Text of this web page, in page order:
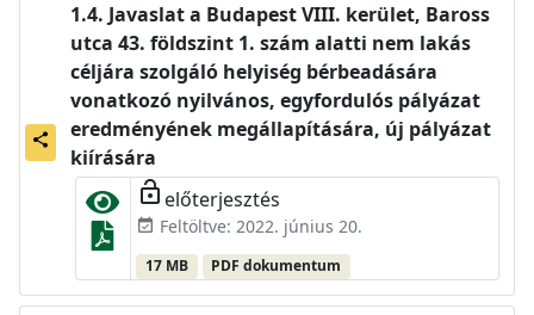
share
Javaslat a Budapest VIII. kerület, Baross
utca 43. földszint 1. szám alatti nem lakás
céljára szolgáló helyiség bérbeadására
vonatkozó nyilvános, egyfordulós pályázat
eredményének megállapítására, új pályázat
kiírására
lock_open előterjesztés
event_available Feltöltve: 2022. június 20.
17 MB PDF dokumentum